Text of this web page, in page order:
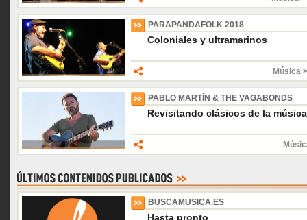
PARAPANDAFOLK 2018
Coloniales y ultramarinos
Música
PABLO MARTÍN & THE VAGABONDS
Revisitando clásicos de la
BUSCAMUSICA.ES
Hasta pronto